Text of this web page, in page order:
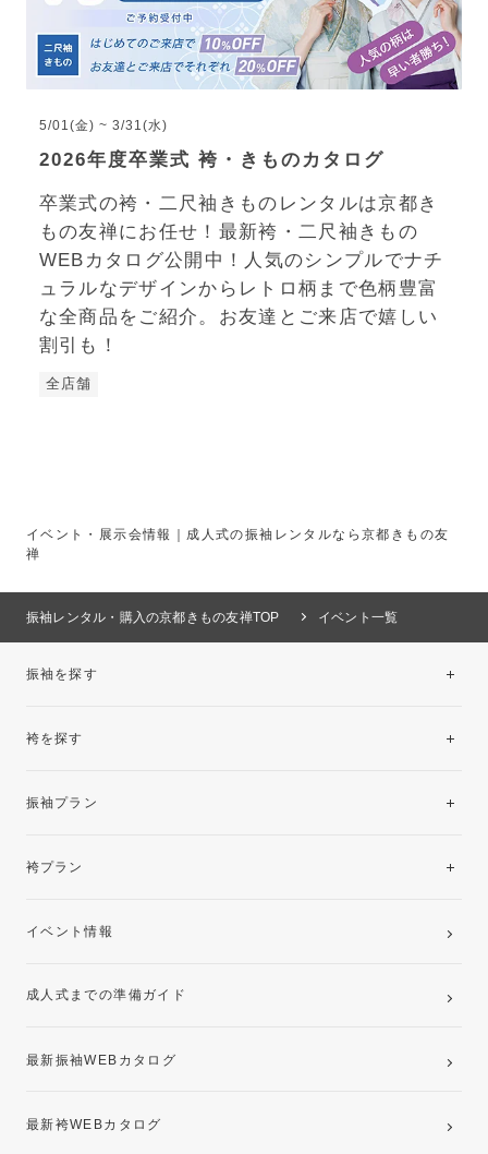
5/01(金) ~ 3/31(水)
2026年度卒業式 袴・きものカタログ
卒業式の袴・二尺袖きものレンタルは京都き
もの友禅にお任せ！最新袴・二尺袖きもの
WEBカタログ公開中！人気のシンプルでナチ
ュラルなデザインからレトロ柄まで色柄豊富
な全商品をご紹介。お友達とご来店で嬉しい
割引も！
全店舗
イベント・展示会情報｜成人式の振袖レンタルなら京都きもの友
禅
振袖レンタル・購入の京都きもの友禅TOP イベント一覧
振袖を探す
袴を探す
振袖プラン
レンタルプラン
袴プラン
卒業袴レンタルプラン
イベント情報
成人式までの準備ガイド
最新振袖WEBカタログ
最新袴WEBカタログ